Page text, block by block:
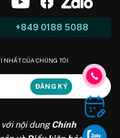
+849 0188 5088
NHẤT CỦA CHÚNG TÔI
với nội dungChính